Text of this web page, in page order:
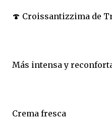
🍄 Croissantizzima de
Más intensa y
Crema fresca